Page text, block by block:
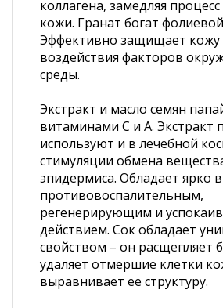
коллагена, замедляя
кожи. Гранат богат
Эффективно защищает кожу
воздействия факторов
среды.
Экстракт и масло семян
витаминами С и А. Экстракт
используют и в лечебной
стимуляции обмена
эпидермиса. Обладает ярко
противовоспалительным,
регенерирующим и
действием. Сок обладает
свойством – он расщепляет
удаляет отмершие клетки
выравнивает ее структуру.